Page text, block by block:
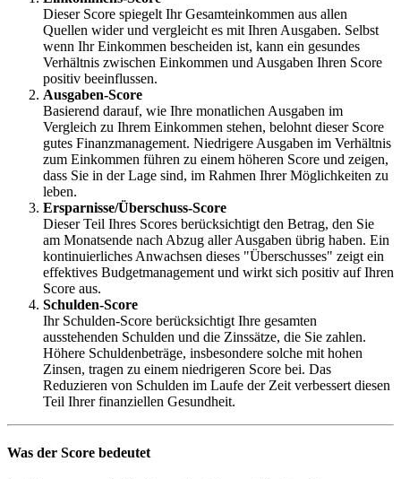
Dieser Score spiegelt Ihr Gesamteinkommen aus allen
Quellen wider und vergleicht es mit Ihren Ausgaben. Selbst
wenn Ihr Einkommen bescheiden ist, kann ein gesundes
Verhältnis zwischen Einkommen und Ausgaben Ihren Score
positiv beeinflussen.
Ausgaben-Score
Basierend darauf, wie Ihre monatlichen Ausgaben im
Vergleich zu Ihrem Einkommen stehen, belohnt dieser Score
gutes Finanzmanagement. Niedrigere Ausgaben im Verhältnis
zum Einkommen führen zu einem höheren Score und zeigen,
dass Sie in der Lage sind, im Rahmen Ihrer Möglichkeiten zu
leben.
Ersparnisse/Überschuss-Score
Dieser Teil Ihres Scores berücksichtigt den Betrag, den Sie
am Monatsende nach Abzug aller Ausgaben übrig haben. Ein
kontinuierliches Anwachsen dieses "Überschusses" zeigt ein
effektives Budgetmanagement und wirkt sich positiv auf Ihren
Score aus.
Schulden-Score
Ihr Schulden-Score berücksichtigt Ihre gesamten
ausstehenden Schulden und die Zinssätze, die Sie zahlen.
Höhere Schuldenbeträge, insbesondere solche mit hohen
Zinsen, tragen zu einem niedrigeren Score bei. Das
Reduzieren von Schulden im Laufe der Zeit verbessert diesen
Teil Ihrer finanziellen Gesundheit.
Was der Score bedeutet